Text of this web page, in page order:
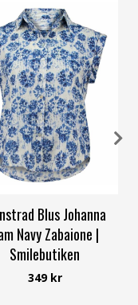
S XXL
Blus Johanna
Navy Zabaione |
Smilebutiken
Zabaione
349 kr